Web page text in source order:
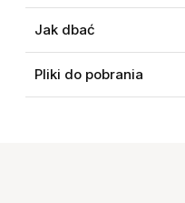
Jak dbać
Pliki do pobrania